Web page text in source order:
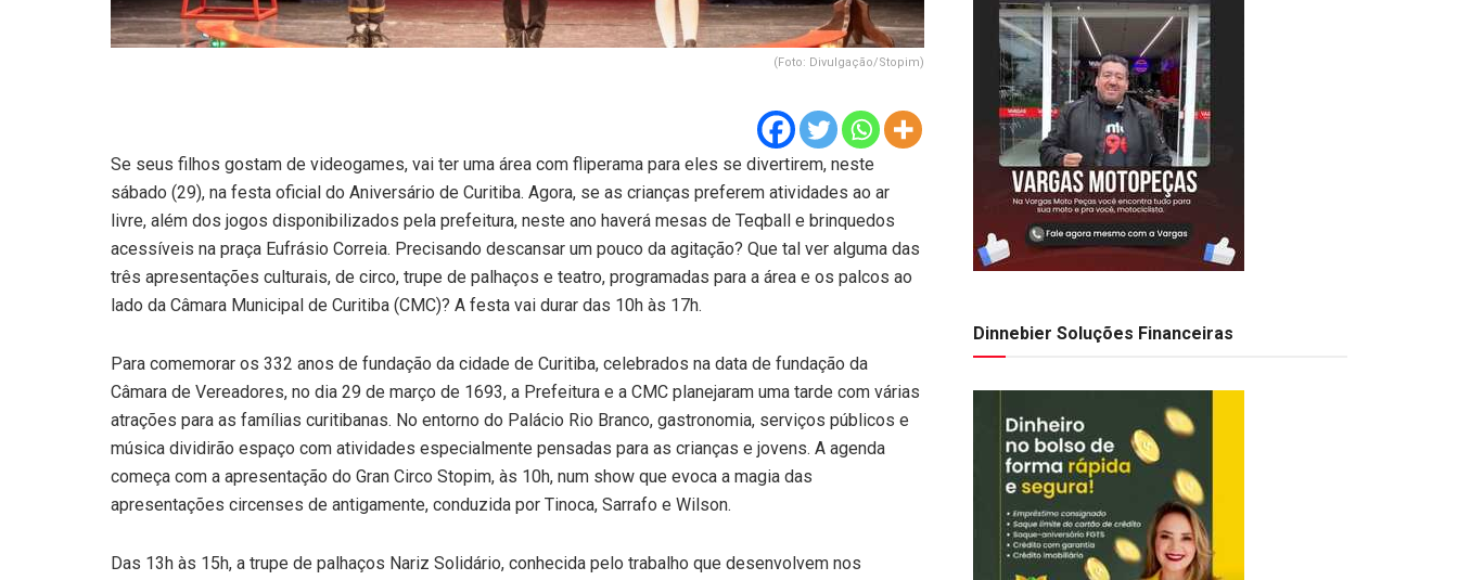
(Foto: Divulgação/Stopim)
Se seus filhos gostam de videogames, vai ter uma área com fliperama para eles se divertirem, neste
sábado (29), na festa oficial do Aniversário de Curitiba. Agora, se as crianças preferem atividades ao ar
livre, além dos jogos disponibilizados pela prefeitura, neste ano haverá mesas de Teqball e brinquedos
acessíveis na praça Eufrásio Correia. Precisando descansar um pouco da agitação? Que tal ver alguma das
três apresentações culturais, de circo, trupe de palhaços e teatro, programadas para a área e os palcos ao
lado da Câmara Municipal de Curitiba (CMC)? A festa vai durar das 10h às 17h.
Para comemorar os 332 anos de fundação da cidade de Curitiba, celebrados na data de fundação da
Câmara de Vereadores, no dia 29 de março de 1693, a Prefeitura e a CMC planejaram uma tarde com várias
atrações para as famílias curitibanas. No entorno do Palácio Rio Branco, gastronomia, serviços públicos e
música dividirão espaço com atividades especialmente pensadas para as crianças e jovens. A agenda
começa com a apresentação do Gran Circo Stopim, às 10h, num show que evoca a magia das
apresentações circenses de antigamente, conduzida por Tinoca, Sarrafo e Wilson.
Das 13h às 15h, a trupe de palhaços Nariz Solidário, conhecida pelo trabalho que desenvolvem nos
Dinnebier Soluções Financeiras